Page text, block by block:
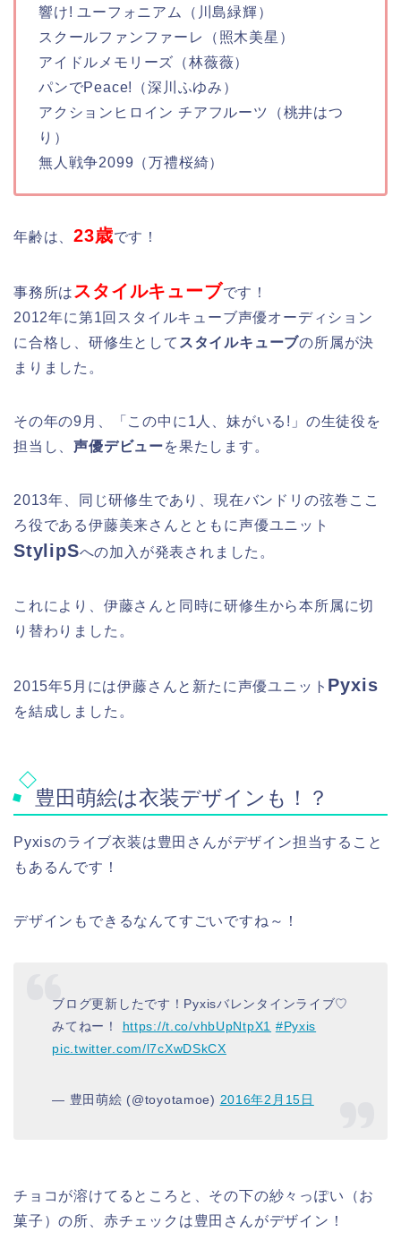
響け! ユーフォニアム（川島緑輝）
スクールファンファーレ（照木美星）
アイドルメモリーズ（林薇薇）
パンでPeace!（深川ふゆみ）
アクションヒロイン チアフルーツ（桃井はつ
り）
無人戦争2099（万禮桜綺）
年齢は、23歳です！
事務所はスタイルキューブです！
2012年に第1回スタイルキューブ声優オーディション
に合格し、研修生として スタイルキューブの所属が決
まりました。
その年の9月、「この中に1人、妹がいる!」の生徒役を
担当し、声優デビューを果たします。
2013年、同じ研修生であり、現在バンドリの弦巻ここ
ろ役である伊藤美来さんとともに声優ユニット
StylipSへの加入が発表されました。
これにより、伊藤さんと同時に研修生から本所属に切
り替わりました。
2015年5月には伊藤さんと新たに声優ユニット Pyxis
を結成しました。
豊田萌絵は衣装デザインも！？
Pyxisのライブ衣装は豊田さんがデザイン担当すること
もあるんです！
デザインもできるなんてすごいですね～！
ブログ更新したです！Pyxisバレンタインライブ♡
みてねー！ https://t.co/vhbUpNtpX1 #Pyxis
pic.twitter.com/l7cXwDSkCX
— 豊田萌絵 (@toyotamoe) 2016年2月15日
チョコが溶けてるところと、その下の紗々っぽい（お
菓子）の所、赤チェックは豊田さんがデザイン！